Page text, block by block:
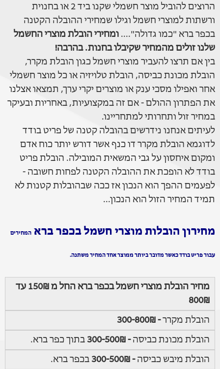
הרוצים להוביל מוצר חשמלי שקנו ביד 2 או בחנוית
ורשתות למוצרי חשמל וגילו שמחירי ההובלה הקטנה
בכפר ברא "כמו גדולה".... ומחירי הובלת מוצרי החשמל
שלנו זולים מהמחיר שקיבלו בחנות. בהרבה!
בין אם תרצו להעביר מוצרי חשמל כגון הובלת מקרר,
הובלת מכונת כביסה, הובלת טלויזיה או כל מוצר חשמלי
אחר ואפילו מסכי ענק או מוצרים יקרי ערך, תמצאו אצלנו
את הפתרון ההולם - אם זה במקצועיות, באחריות ובעיקר
במחיר זול ותחרותי למתחריינו.
לעיתים אנחנו נידרשים בהובלה קטנה של פריט בודד
לדוגמא הובלת מקרר דו כנף אשר דורש יותר כוח אדם
ומקום איחסון על גבי המשאית המובילה. הובלת פריט
בודד לא הופכת את ההובלה הקטנה לפחות חשובה -
לפעמים ההפך הוא הנכון אז ככה שבהובלות קטנות לא
תמיד המחיר הזול הוא הנכון...
מחירון הובלות מוצרי חשמל בכפר ברא המחירים
עבור פריט בודד כאשר מדובר ביותר ממוצר אחד המחיר משתנה.
מחיר הובלת מוצרי חשמל בכפר ברא החל מ 150₪ עד
800₪
הובלת מקרר- 300-800₪
הובלת מכונת כביסה - 300-500₪
בתוך כפר ברא.
הובלת מיבש כביסה - 300-500₪
בכפר ברא.